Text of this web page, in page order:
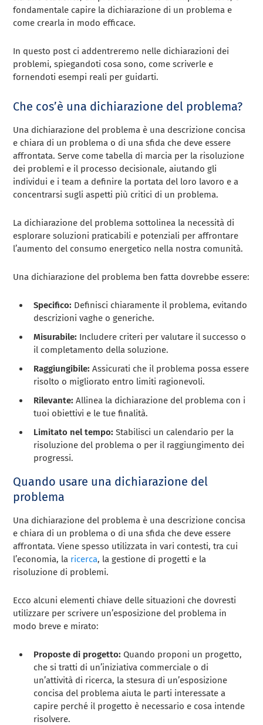
fondamentale capire la dichiarazione di un problema e
come crearla in modo efficace.
In questo post ci addentreremo nelle dichiarazioni dei
problemi, spiegandoti cosa sono, come scriverle e
fornendoti esempi reali per guidarti.
Che cos’è una dichiarazione del problema?
Una dichiarazione del problema è una descrizione concisa
e chiara di un problema o di una sfida che deve essere
affrontata. Serve come tabella di marcia per la risoluzione
dei problemi e il processo decisionale, aiutando gli
individui e i team a definire la portata del loro lavoro e a
concentrarsi sugli aspetti più critici di un problema.
La dichiarazione del problema sottolinea la necessità di
esplorare soluzioni praticabili e potenziali per affrontare
l’aumento del consumo energetico nella nostra comunità.
Una dichiarazione del problema ben fatta dovrebbe essere:
Specifico: Definisci chiaramente il problema, evitando
descrizioni vaghe o generiche.
Misurabile: Includere criteri per valutare il successo o
il completamento della soluzione.
Raggiungibile: Assicurati che il problema possa essere
risolto o migliorato entro limiti ragionevoli.
Rilevante:Allinea la dichiarazione del problema con i
tuoi obiettivi e le tue finalità.
Limitato nel tempo:Stabilisci un calendario per la
risoluzione del problema o per il raggiungimento dei
progressi.
Quando usare una dichiarazione del
problema
Una dichiarazione del problema è una descrizione concisa
e chiara di un problema o di una sfida che deve essere
affrontata. Viene spesso utilizzata in vari contesti, tra cui
l’economia, la ricerca, la gestione di progetti e la
risoluzione di problemi.
Ecco alcuni elementi chiave delle situazioni che dovresti
utilizzare per scrivere un’esposizione del problema in
modo breve e mirato:
Proposte di progetto:Quando proponi un progetto,
che si tratti di un’iniziativa commerciale o di
un’attività di ricerca, la stesura di un’esposizione
concisa del problema aiuta le parti interessate a
capire perché il progetto è necessario e cosa intende
risolvere.